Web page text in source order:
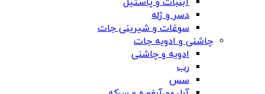
دسر و ژله
سوغات و شیرینی جات
چاشنی و ادویه جات
ادویه و چاشنی
رب
سس